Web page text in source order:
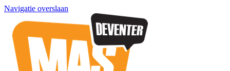
Navigatie overslaan